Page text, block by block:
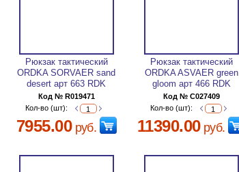
Рюкзак тактический
ORDKA SORVAER sand
desert арт 663 RDK
Код № R019471
Кол-во (шт):
7955.00руб.
Рюкзак тактический
ORDKA ASVAER green
gloom арт 466 RDK
Код № C027409
Кол-во (шт):
11390.00руб.